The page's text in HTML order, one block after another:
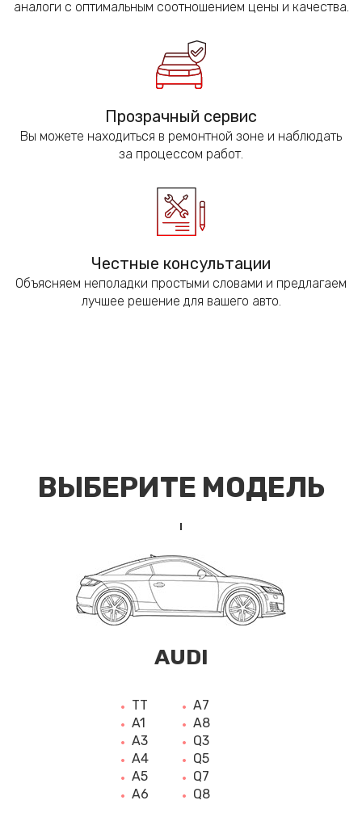
аналоги с оптимальным соотношением цены и качества.
Прозрачный сервис
Вы можете находиться в ремонтной зоне и наблюдать
за процессом работ.
Честные консультации
Объясняем неполадки простыми словами и предлагаем
лучшее решение для вашего авто.
ВЫБЕРИТЕ МОДЕЛЬ
AUDI
TT
A1
A3
A4
A5
A6
A7
A8
Q3
Q5
Q7
Q8